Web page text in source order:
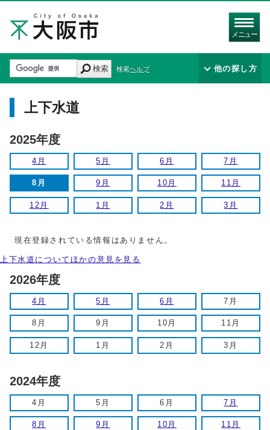
メニュー
検索 検索ヘルプ 他の探し方
上下水道
2025年度
4月 5月 6月 7月
8月 9月 10月 11月
12月 1月 2月 3月
現在登録されている情報はありません。
上下水道についてほかの意見を見る
2026年度
4月 5月 6月 7月
8月 9月 10月 11月
12月 1月 2月 3月
2024年度
4月 5月 6月 7月
8月 9月 10月 11月